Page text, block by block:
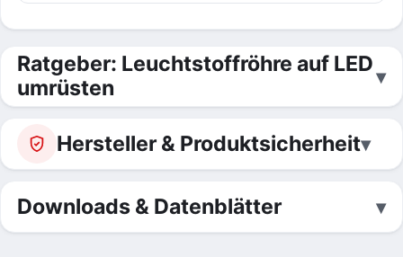
Ratgeber: Leuchtstoffröhre auf LED
umrüsten
Hersteller & Produktsicherheit
Downloads & Datenblätter